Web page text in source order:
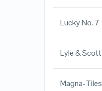
Lucky No. 7
Lyle & Scott
Magna-Tiles